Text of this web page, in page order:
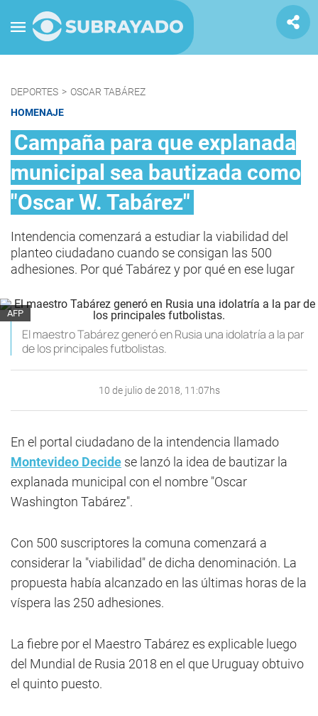
DEPORTES > OSCAR TABÁREZ
HOMENAJE
Campaña para que explanada
municipal sea bautizada como
"Oscar W. Tabárez"
Intendencia comenzará a estudiar la viabilidad del
planteo ciudadano cuando se consigan las 500
adhesiones. Por qué Tabárez y por qué en ese lugar
AFP
El maestro Tabárez generó en Rusia una idolatría a la par
de los principales futbolistas.
10 de julio de 2018, 11:07hs
En el portal ciudadano de la intendencia llamado
Montevideo Decide se lanzó la idea de bautizar la
explanada municipal con el nombre "Oscar
Washington Tabárez".
Con 500 suscriptores la comuna comenzará a
considerar la "viabilidad" de dicha denominación. La
propuesta había alcanzado en las últimas horas de la
víspera las 250 adhesiones.
La fiebre por el Maestro Tabárez es explicable luego
del Mundial de Rusia 2018 en el que Uruguay obtuivo
el quinto puesto.